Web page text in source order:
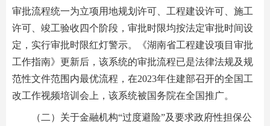
审批流程统一为立项用地规划许可、工程建设许可、施工
许可、竣工验收四个阶段，审批时限均按法定审批时间设
定，实行审批时限红灯警示。《湖南省工程建设项目审批
工作指南》更新后，该系统的审批流程已是法律法规及规
范性文件范围内最优流程，在2023年住建部召开的全国工
改工作视频培训会上，该系统被国务院在全国推广。
（二）关于金融机构“过度避险”及要求政府性担保公